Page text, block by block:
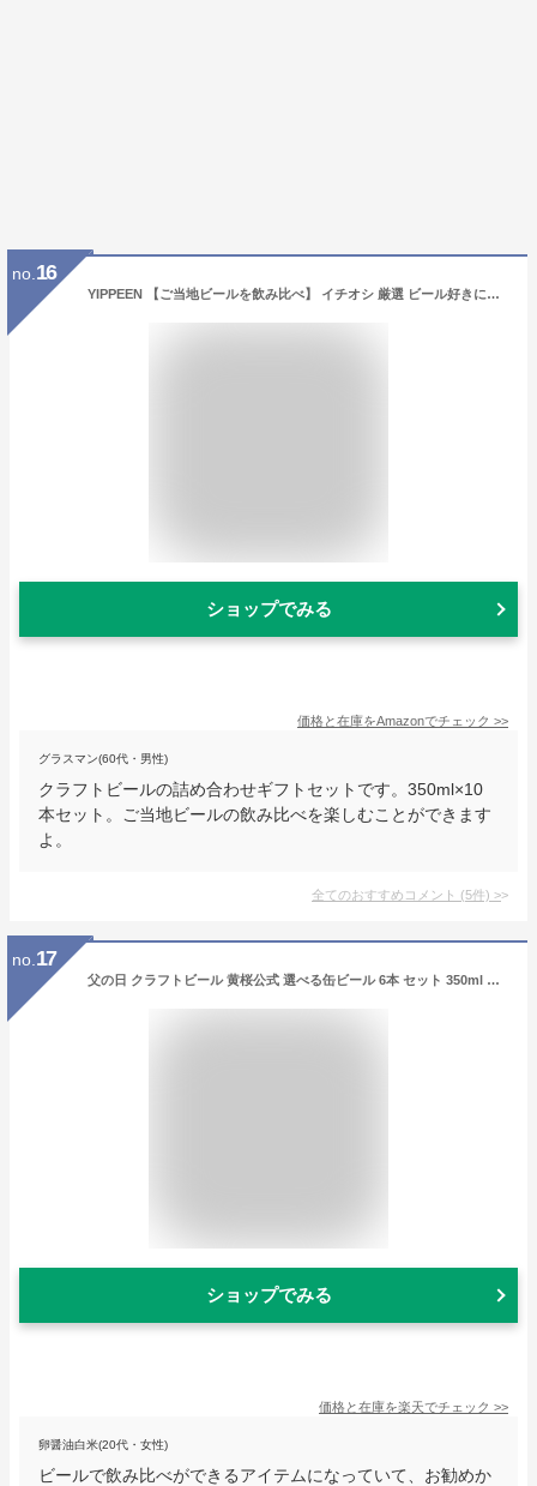
no. 16
YIPPEEN 【ご当地ビールを飲み比べ】 イチオシ 厳選 ビール好きにはたまらない ! クラフトビール 10本 ギフトセット [350ml×10本]
ショップでみる
価格と在庫をAmazonでチェック >>
グラスマン(60代・男性)
クラフトビールの詰め合わせギフトセットです。350ml×10
本セット。ご当地ビールの飲み比べを楽しむことができます
よ。
全てのおすすめコメント (5件) >
no. 17
父の日 クラフトビール 黄桜公式 選べる缶ビール 6本 セット 350ml 送料無料 詰め合わせ 飲み比べ 誕生日 プレゼント ギフト 地ビール ご当地ビール お酒 内祝い 出産内祝い 結婚内祝い お祝い お誕生日 プレゼント 2026
ショップでみる
価格と在庫を楽天でチェック >>
卵醤油白米(20代・女性)
ビールで飲み比べができるアイテムになっていて、お勧めか